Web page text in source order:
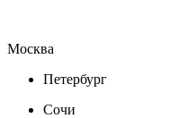
Москва
Петербург
Сочи